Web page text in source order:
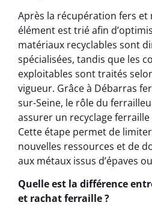
Après la récupération fers et
élément est trié afin
matériaux recyclables sont
spécialisées, tandis que les
exploitables sont traités
vigueur. Grâce à Débarras
sur-Seine, le rôle du
assurer un recyclage
Cette étape permet de
nouvelles ressources et de
aux métaux issus d’épaves
Quelle est la différence
et rachat ferraille ?